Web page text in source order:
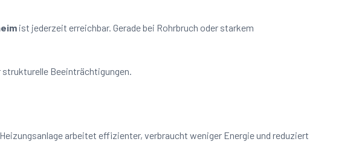
ist jederzeit erreichbar. Gerade bei Rohrbruch oder starkem
Beeinträchtigungen.
arbeitet effizienter, verbraucht weniger Energie und reduziert